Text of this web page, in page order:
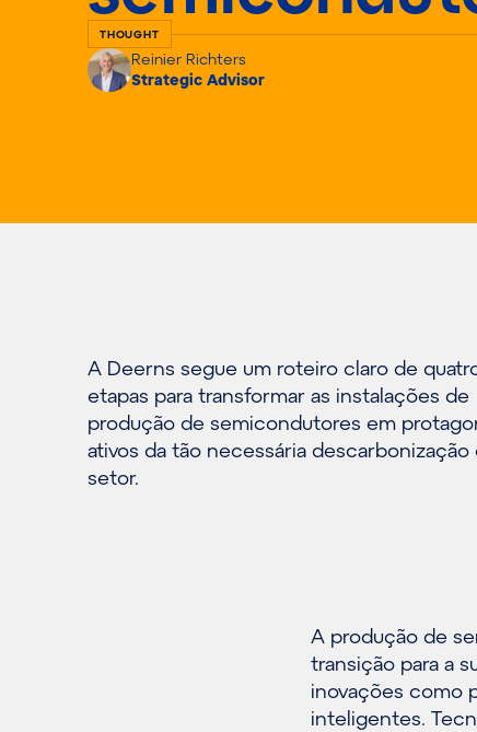
THOUGHT
Reinier Richters
Strategic Advisor
A Deerns segue um roteiro claro de
etapas para transformar as instalações de
produção de semicondutores em
ativos da tão necessária descarbonização
setor.
A produção de
transição para a
inovações como
inteligentes.